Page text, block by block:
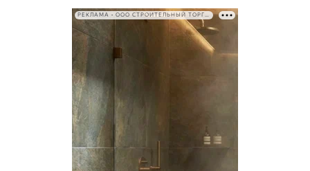
РЕКЛАМА • ООО СТРОИТЕЛЬНЫЙ ТОРГОВЫЙ ДОМ «ПЕТРОВИЧ». ИНН: 7802348846